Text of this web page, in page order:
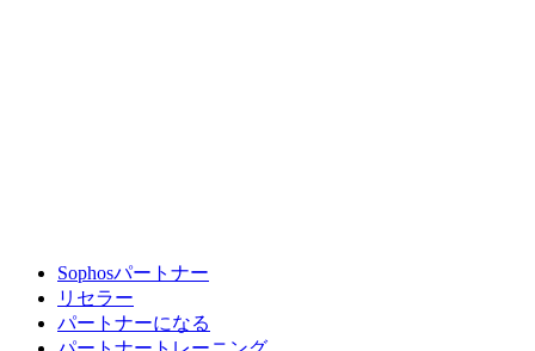
Sophosパートナー
リセラー
パートナーになる